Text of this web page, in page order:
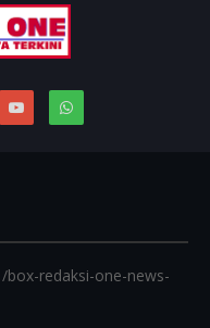
redaksi-one-news-